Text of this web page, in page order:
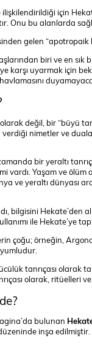
ilişkilendirildiği için
Onu bu alanlarda
gelen
biri ve en
karşı uyarmak için
olarak değil, bir “büyü
nimetler ve
bir yeraltı
vardı. Yaşam ve
ve yeraltı dünyası
bilgisini Hekate’den
ile Hekate’ye
çoğu; örneğin,
tanrıçası olarak
olarak, ritüelleri
bulunan
inşa